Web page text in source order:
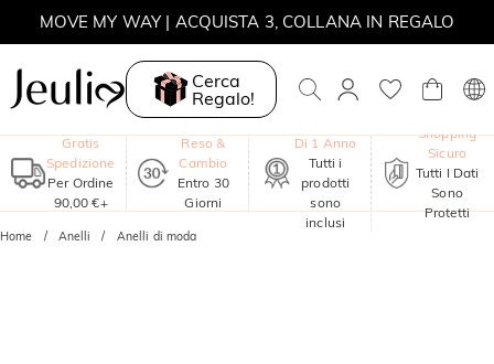
MOVE MY WAY | ACQUISTA 3, COLLANA IN REGALO
Cerca
Regalo!
Gratis
Spedizione
Per Ordine
90,00 €+
Reso &
Cambio
Entro 30
Giorni
Di 1 Anno
Tutti i
prodotti
sono
inclusi
Shopping
Sicuro
Tutti I Dati
Sono
Protetti
Home Anelli Anelli di moda